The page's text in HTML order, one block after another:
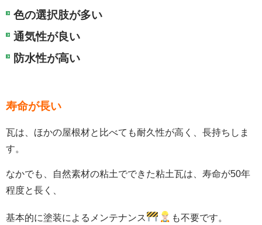
色の選択肢が多い
通気性が良い
防水性が高い
寿命が長い
瓦は、ほかの屋根材と比べても耐久性が高く、長持ちしま
す。
なかでも、自然素材の粘土でできた粘土瓦は、寿命が50年
程度と長く、
基本的に塗装によるメンテナンス も不要です。